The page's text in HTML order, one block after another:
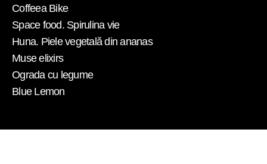
Coffeea Bike
Space food. Spirulina vie
Huna. Piele vegetală din ananas
Muse elixirs
Ograda cu legume
Blue Lemon